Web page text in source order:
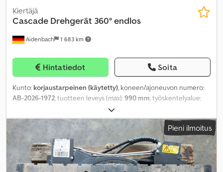
Aidenbach 1 683 km
Kiertäjä
Cascade Drehgerät 360° endlos
Hintatiedot Soita
Kunto: korjaustarpeinen (käytetty), koneen/ajoneuvon numero:
AB-2026-1972, tuotteen leveys (max):990 mm, työskentelyalue:
Pieni ilmoitus